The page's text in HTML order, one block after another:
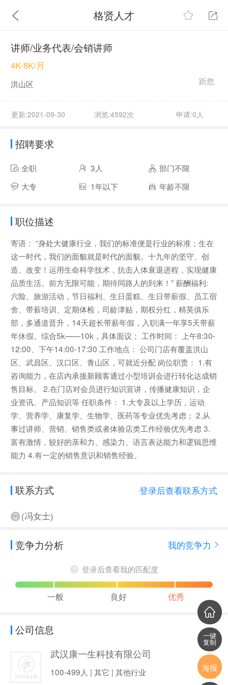
格贤人才
讲师/业务代表/会销讲师
距您
4K-8K/月
洪山区
更新:2021-09-30 浏览:4592次 申请:0人
招聘要求
全职 3人
部门不限
大专
1年以下 年龄不限
职位描述
寄语： “身处大健康行业，我们的标准便是行业的标准；生在
这一时代，我们的面貌就是时代的面貌。十九年的坚守、创
造、改变！运用生命科学技术，抗击人体衰退进程，实现健康
品质生活。前方无限可能，期待同路人的到来！” 薪酬福利:
六险、旅游活动，节日福利、生日蛋糕、生日带薪假、员工宿
舍、带薪培训、定期体检，司龄津贴，期权分红，精英俱乐
部，多通道晋升，14天超长带薪年假，入职满一年享5天带薪
年休假。综合5k——10k，具体面议； 工作时间： 上午8:30-
12:00、下午14:00-17:30 工作地点： 公司门店有覆盖洪山
区、武昌区、汉口区、青山区，可就近分配 岗位职责： 1.有
咨询能力，在店内承接新顾客通过小型培训会进行转化达成销
售目标。 2.在门店对会员进行知识宣讲，传播健康知识，企
业资讯、产品知识等 任职条件： 1.大专及以上学历，运动
学、营养学、康复学、生物学、医药等专业优先考虑； 2.从
事过讲师、营销、销售类或者体验店类工作经验优先考虑 3.
富有激情，较好的亲和力、感染力、语言表达能力和逻辑思维
能力 4.有一定的销售意识和销售经验。
联系方式 登录后查看联系方式
(冯女士)
竞争力分析 我的竞争力
登录后查看我的匹配度
一般 良好 优秀
公司信息
武汉康一生科技有限公司
100-499人 | 其它 | 其他行业
一键
复制
海报